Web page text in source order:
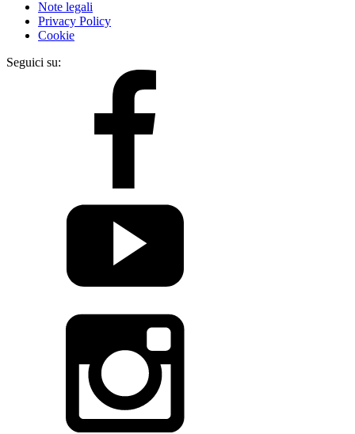
Note legali
Privacy Policy
Cookie
Seguici su: